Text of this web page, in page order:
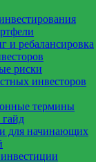
и ребалансировка
риски
инвесторов
термины
для начинающих